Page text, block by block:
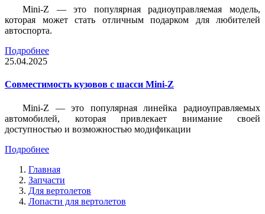
Mini-Z — это популярная радиоуправляемая модель,
которая может стать отличным подарком для любителей
автоспорта.
Подробнее
25.04.2025
Совместимость кузовов с шасси Mini-Z
Mini-Z — это популярная линейка радиоуправляемых
автомобилей, которая привлекает внимание своей
доступностью и возможностью модификации
Подробнее
Главная
Запчасти
Для вертолетов
Лопасти для вертолетов